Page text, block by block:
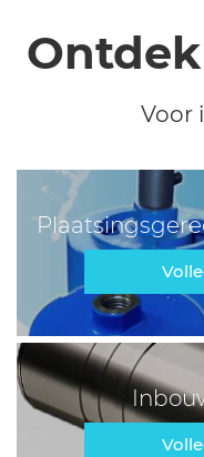
Voor